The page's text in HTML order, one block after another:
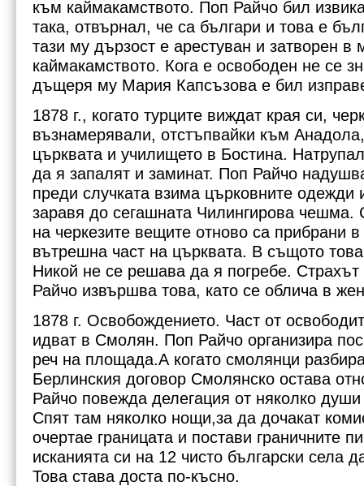
към каймакамството. Поп Райчо бил
така, отвърнал, че са българи и това е
тази му дързост е арестуван и затворен в
каймакамството. Кога е освободен не се
дъщеря му Мария Капсъзова е бил
1878 г., когато турците виждат края си,
възнамерявали, отстъпвайки към
църквата и училището в Бостина.
да я запалят и заминат. Поп Райчо
преди случката взима църковните одежди
заравя до сегашната Чилингирова чешма.
на черкезите вещите отново са прибрани в
вътрешна част на църквата. В същото
Никой не се решава да я погребе.
Райчо извършва това, като се облича в
1878 г. Освобождението. Част от
идват в Смолян. Поп Райчо организира
реч на площада.А когато смолянци
Берлинския договор Смолянско остава
Райчо повежда делегация от няколко
Спят там няколко нощи,за да дочакат
очертае границата и постави граничните
исканията си на 12 чисто български села
Това става доста по-късно.